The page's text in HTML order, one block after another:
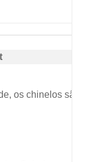
, os chinelos são